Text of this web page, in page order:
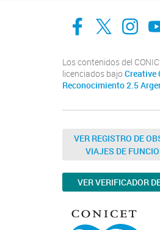
facebook
twitter
Los contenidos del
licenciados bajo Creative
Reconocimiento 2.5
VER REGISTRO DE
VIAJES DE
VER VERIFICADOR